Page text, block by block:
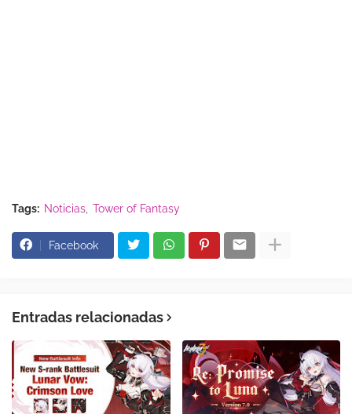
Tags: Noticias Tower of Fantasy
Facebook
Entradas relacionadas